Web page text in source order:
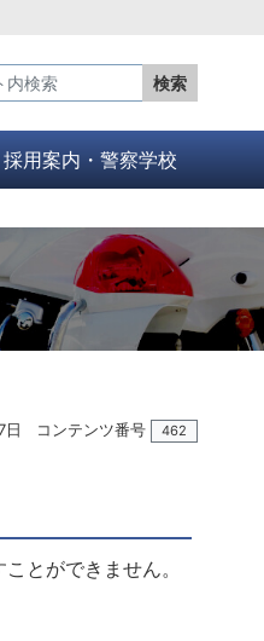
検索
採用案内・警察学校
コンテンツ番号 462
とができません。